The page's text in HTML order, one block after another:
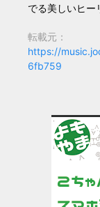
でる美しいヒー
転載元：
https://
6fb759